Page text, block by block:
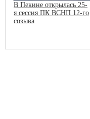
В Пекине открылась 25-
я сессия ПК ВСНП 12-го
созыва